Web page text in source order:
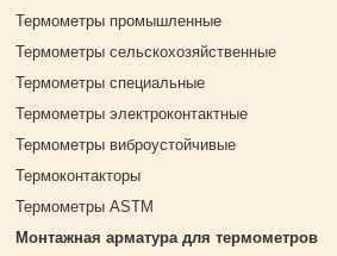
Термометры промышленные
Термометры cельскохозяйственные
Термометры специальные
Термометры электроконтактные
Термометры виброустойчивые
Термоконтакторы
Термометры ASTM
Монтажная арматура для термометров